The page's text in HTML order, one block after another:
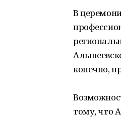
В
конечно,
тому, что